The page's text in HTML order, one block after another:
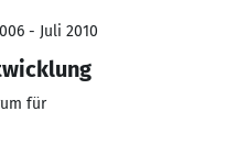
- Juli 2010
für